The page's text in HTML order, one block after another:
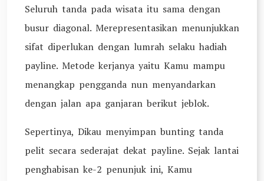
Seluruh tanda pada wisata itu sama dengan
busur diagonal. Merepresentasikan menunjukkan
sifat diperlukan dengan lumrah selaku hadiah
payline. Metode kerjanya yaitu Kamu mampu
menangkap pengganda nun menyandarkan
dengan jalan apa ganjaran berikut jeblok.
Sepertinya, Dikau menyimpan bunting tanda
pelit secara sederajat dekat payline. Sejak lantai
penghabisan ke-2 penunjuk ini, Kamu